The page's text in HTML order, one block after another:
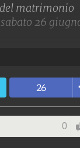
matrimonio
26
26
0